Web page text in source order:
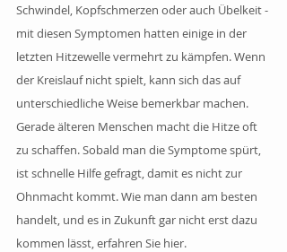
Schwindel, Kopfschmerzen oder auch Übelkeit -
mit diesen Symptomen hatten einige in der
letzten Hitzewelle vermehrt zu kämpfen. Wenn
der Kreislauf nicht spielt, kann sich das auf
unterschiedliche Weise bemerkbar machen.
Gerade älteren Menschen macht die Hitze oft
zu schaffen. Sobald man die Symptome spürt,
ist schnelle Hilfe gefragt, damit es nicht zur
Ohnmacht kommt. Wie man dann am besten
handelt, und es in Zukunft gar nicht erst dazu
kommen lässt, erfahren Sie hier.